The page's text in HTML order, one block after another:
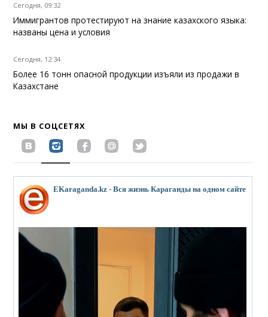
Сегодня, 09:32
Иммигрантов протестируют на знание казахского языка:
названы цена и условия
Сегодня, 12:34
Более 16 тонн опасной продукции изъяли из продажи в
Казахстане
МЫ В СОЦСЕТЯХ
EKaraganda.kz - Вся жизнь Караганды на одном сайте